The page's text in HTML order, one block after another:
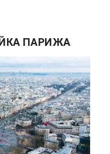
ПАРИЖА